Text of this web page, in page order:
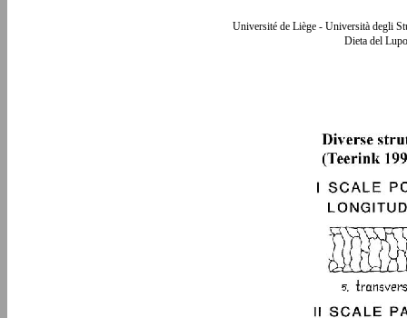
Université de Liège - Università degli
Dieta del